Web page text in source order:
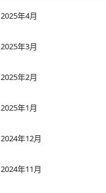
2025年4月
2025年3月
2025年2月
2025年1月
2024年12月
2024年11月